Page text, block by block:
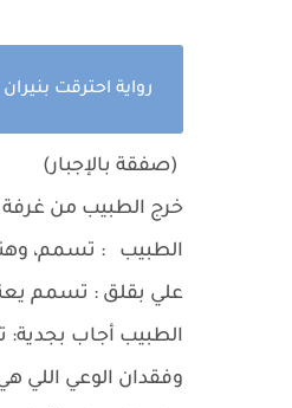
رواية احترقت
(صفقة بالإجبار)
خرج الطبيب من
الطبيب : تسمم،
علي بقلق : تسمم
الطبيب أجاب
وفقدان الوعي اللي